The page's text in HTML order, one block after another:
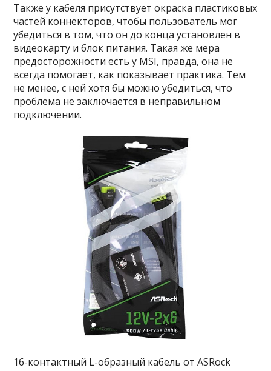
Также у кабеля присутствует окраска пластиковых
частей коннекторов, чтобы пользователь мог
убедиться в том, что он до конца установлен в
видеокарту и блок питания. Такая же мера
предосторожности есть у MSI, правда, она не
всегда помогает, как показывает практика. Тем
не менее, с ней хотя бы можно убедиться, что
проблема не заключается в неправильном
подключении.
16-контактный L-образный кабель от ASRock